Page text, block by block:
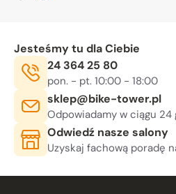
Jesteśmy tu dla Ciebie
Telefon:
24 364 25 80
Godziny otwarcia:
pon. - pt. 10:00 - 18:00,
E-mail:
sklep@bike-tower.pl
Odpowiadamy w ciągu 24
Odwiedź nasze salony
Uzyskaj fachową poradę